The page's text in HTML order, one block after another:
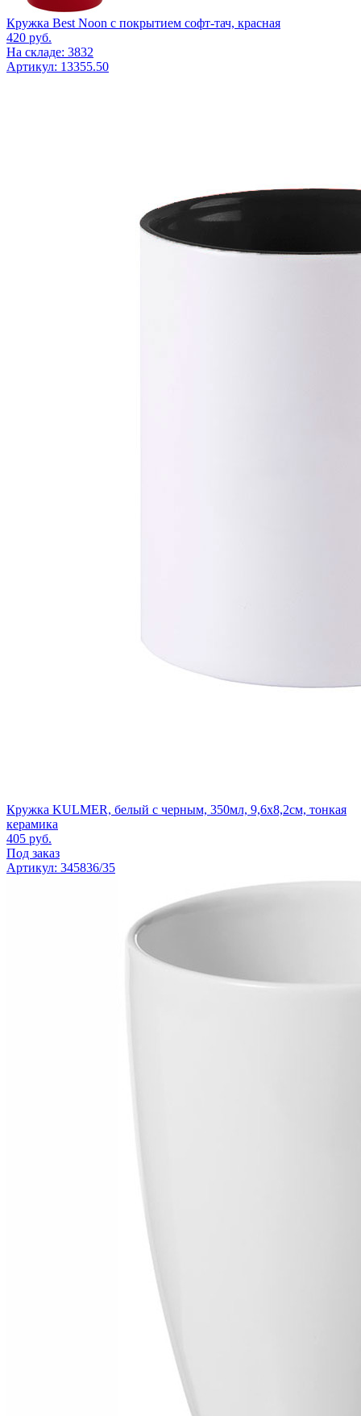
Кружка Best Noon с покрытием софт-тач, красная
420 руб.
На складе: 3832
Артикул: 13355.50
Кружка KULMER, белый с черным, 350мл, 9,6х8,2см, тонкая
керамика
405 руб.
Под заказ
Артикул: 345836/35